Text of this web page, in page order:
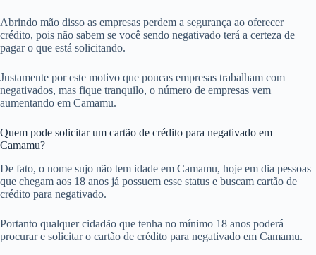
Abrindo mão disso as empresas perdem a segurança ao oferecer
crédito, pois não sabem se você sendo negativado terá a certeza de
pagar o que está solicitando.
Justamente por este motivo que poucas empresas trabalham com
negativados, mas fique tranquilo, o número de empresas vem
aumentando em Camamu.
Quem pode solicitar um cartão de crédito para negativado em
Camamu?
De fato, o nome sujo não tem idade em Camamu, hoje em dia pessoas
que chegam aos 18 anos já possuem esse status e buscam cartão de
crédito para negativado.
Portanto qualquer cidadão que tenha no mínimo 18 anos poderá
procurar e solicitar o cartão de crédito para negativado em Camamu.